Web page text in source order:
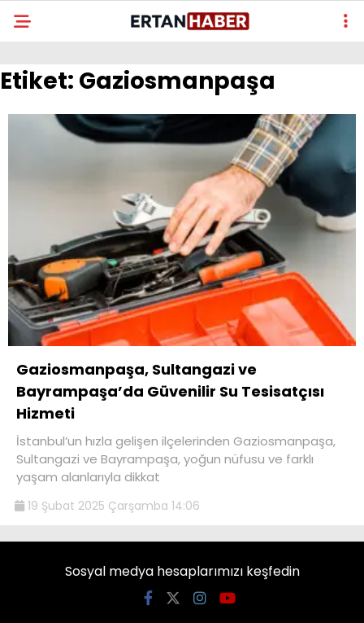
Etiket: Gaziosmanpaşa
Gaziosmanpaşa, Sultangazi ve
Bayrampaşa’da Güvenilir Su Tesisatçısı
Hizmeti
İstanbul’un hızla gelişen ilçelerinden Gaziosmanpaşa,
Sultangazi ve Bayrampaşa, yoğun nüfusu ve farklı
yaşam alanlarıyla dikkat
19 Şubat 2025 Çarşamba 14:06
Sosyal medya hesaplarımızı keşfedin